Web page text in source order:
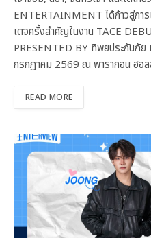
ENTERTAINMENT ได้ก้าวสู่กา
เตจครั้งสำคัญในงาน TACE
PRESENTED BY ทิพยประกันภัย
กรกฎาคม 2569 ณ พารากอน ฮอ
READ MORE